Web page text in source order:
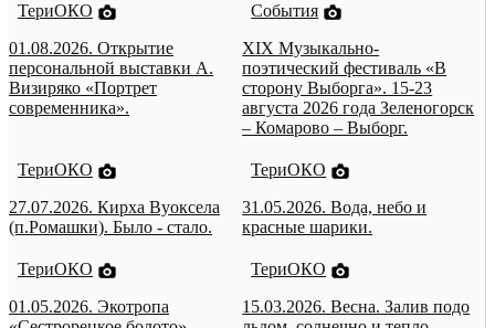
ТериОКО
01.08.2026. Открытие
персональной выставки А.
Визиряко «Портрет
современника».
События
XIX Музыкально-
поэтический фестиваль «В
сторону Выборга». 15-23
августа 2026 года Зеленогорск
– Комарово – Выборг.
ТериОКО
27.07.2026. Кирха Вуоксела
(п.Ромашки). Было - стало.
ТериОКО
31.05.2026. Вода, небо и
красные шарики.
ТериОКО
01.05.2026. Экотропа
ТериОКО
15.03.2026. Весна. Залив подо